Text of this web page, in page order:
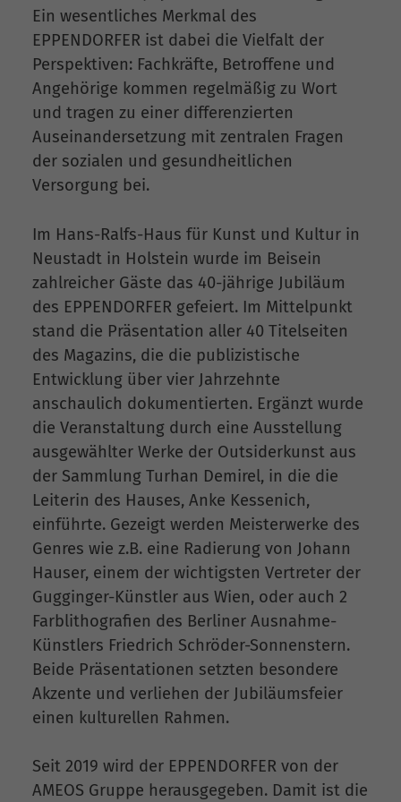
Ein wesentliches Merkmal des
EPPENDORFER ist dabei die Vielfalt der
Perspektiven: Fachkräfte, Betroffene und
Angehörige kommen regelmäßig zu Wort
und tragen zu einer differenzierten
Auseinandersetzung mit zentralen Fragen
der sozialen und gesundheitlichen
Versorgung bei.
Im Hans-Ralfs-Haus für Kunst und Kultur in
Neustadt in Holstein wurde im Beisein
zahlreicher Gäste das 40-jährige Jubiläum
des EPPENDORFER gefeiert. Im Mittelpunkt
stand die Präsentation aller 40 Titelseiten
des Magazins, die die publizistische
Entwicklung über vier Jahrzehnte
anschaulich dokumentierten. Ergänzt wurde
die Veranstaltung durch eine Ausstellung
ausgewählter Werke der Outsiderkunst aus
der Sammlung Turhan Demirel, in die die
Leiterin des Hauses, Anke Kessenich,
einführte. Gezeigt werden Meisterwerke des
Genres wie z.B. eine Radierung von Johann
Hauser, einem der wichtigsten Vertreter der
Gugginger-Künstler aus Wien, oder auch 2
Farblithografien des Berliner Ausnahme-
Künstlers Friedrich Schröder-Sonnenstern.
Beide Präsentationen setzten besondere
Akzente und verliehen der Jubiläumsfeier
einen kulturellen Rahmen.
Seit 2019 wird der EPPENDORFER von der
AMEOS Gruppe herausgegeben. Damit ist die